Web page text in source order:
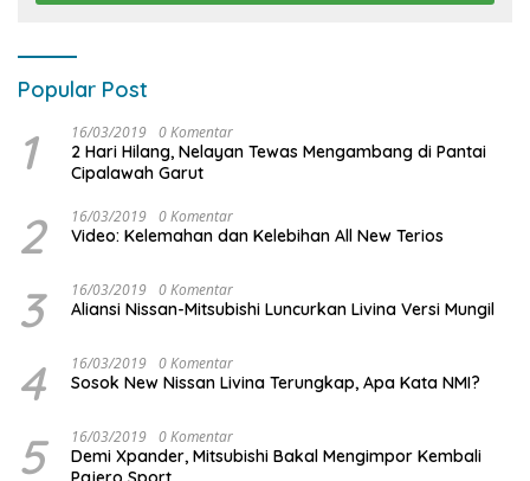
Popular Post
1 16/03/2019 0 Komentar
2 Hari Hilang, Nelayan Tewas Mengambang di Pantai
Cipalawah Garut
2 16/03/2019 0 Komentar
Video: Kelemahan dan Kelebihan All New Terios
3 16/03/2019 0 Komentar
Aliansi Nissan-Mitsubishi Luncurkan Livina Versi Mungil
4 16/03/2019 0 Komentar
Sosok New Nissan Livina Terungkap, Apa Kata NMI?
5 16/03/2019 0 Komentar
Demi Xpander, Mitsubishi Bakal Mengimpor Kembali